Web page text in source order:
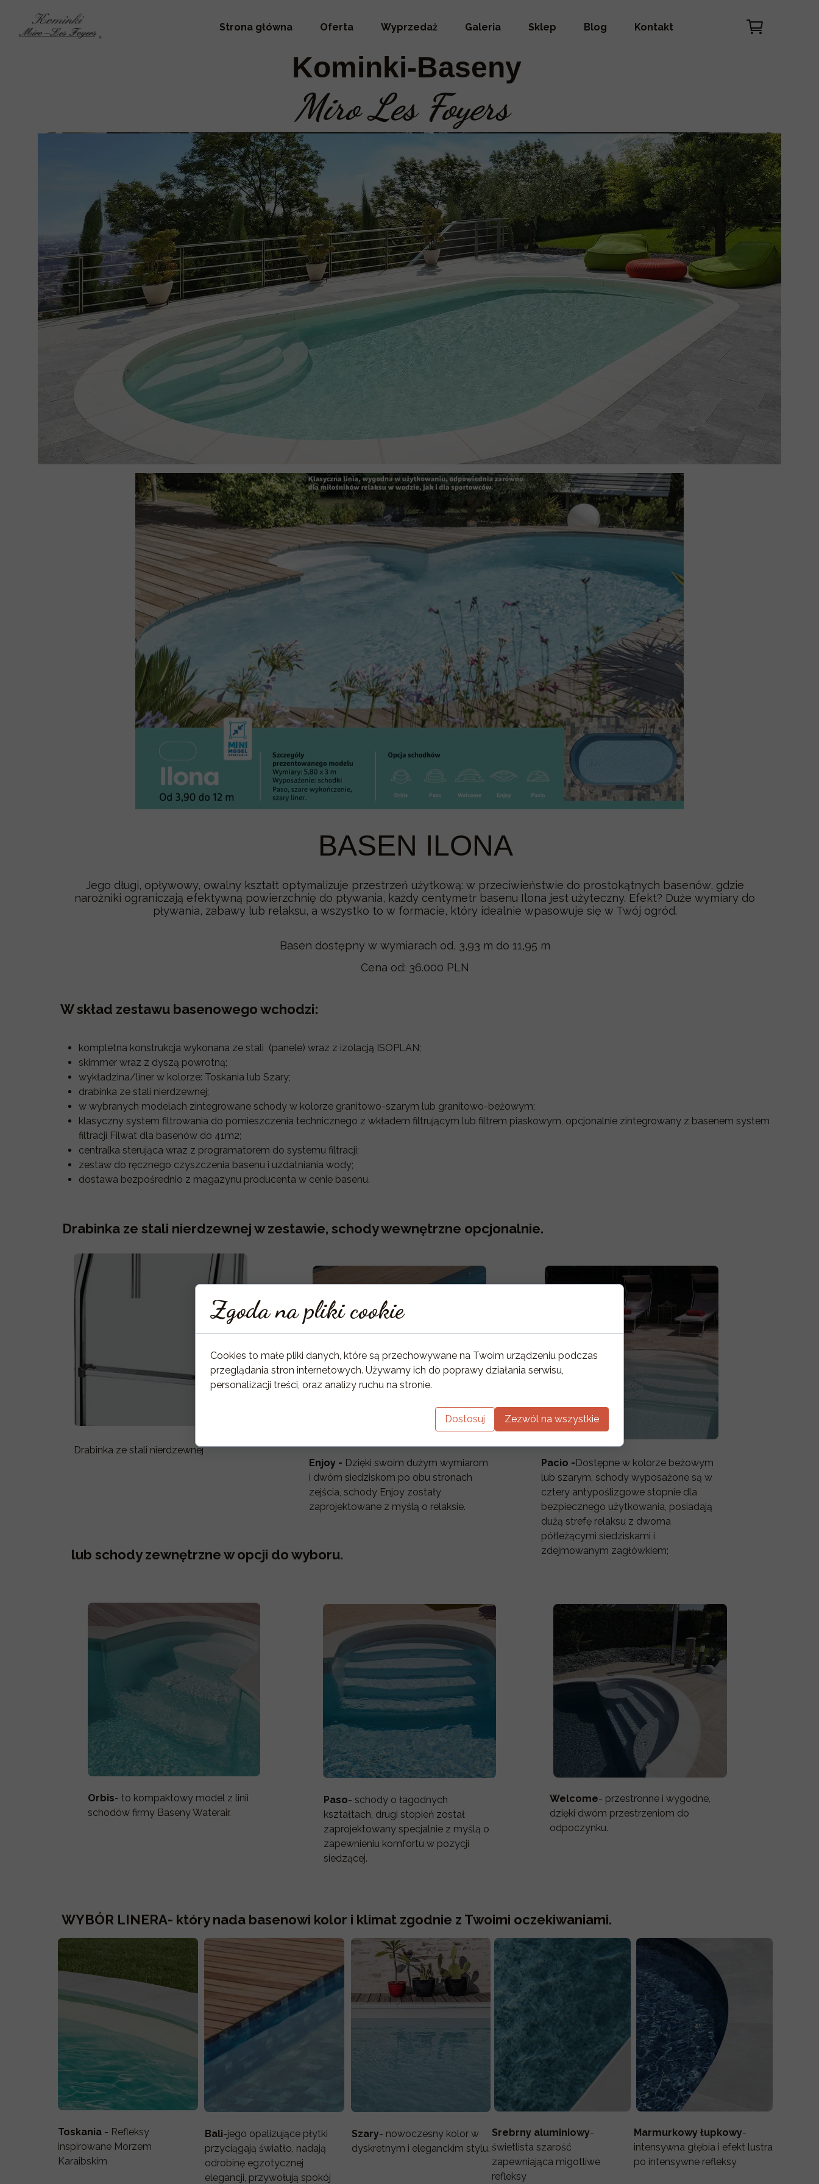
Strona główna Oferta Wyprzedaż Galeria Sklep Blog Kontakt
Kominki-Baseny
Miro Les Foyers
lub schody zewnętrzne w opcji do wyboru.
Marmurkowy łupkowy-
intensywna głębia i efekt lustra
po intensywne refleksy
Bali-jego opalizujące płytki
przyciągają światło, nadają
odrobinę egzotycznej
elegancji, przywołują spokój
Toskania - Refleksy
inspirowane Morzem
Karaibskim
Srebrny aluminiowy-
świetlista szarość
zapewniająca migotliwe
refleksy
Szary- nowoczesny kolor w
dyskretnym i eleganckim stylu.
WYBÓR LINERA- który nada basenowi kolor i klimat zgodnie z Twoimi oczekiwaniami.
Drabinka ze stali nierdzewnej
Welcome- przestronne i wygodne,
dzięki dwóm przestrzeniom do
odpoczynku.
Paso- schody o łagodnych
kształtach, drugi stopień został
zaprojektowany specjalnie z myślą o
zapewnieniu komfortu w pozycji
siedzącej.
BASEN ILONA
Orbis- to kompaktowy model z linii
schodów firmy Baseny Waterair.
Jego długi, opływowy, owalny kształt optymalizuje przestrzeń użytkową: w przeciwieństwie do prostokątnych basenów, gdzie
narożniki ograniczają efektywną powierzchnię do pływania, każdy centymetr basenu Ilona jest użyteczny. Efekt? Duże wymiary do
pływania, zabawy lub relaksu, a wszystko to w formacie, który idealnie wpasowuje się w Twój ogród.
Basen dostępny w wymiarach od, 3,93 m do 11,95 m
Cena od: 36.000 PLN
W skład zestawu basenowego wchodzi:
kompletna konstrukcja wykonana ze stali (panele) wraz z izolacją ISOPLAN;
skimmer wraz z dyszą powrotną;
wykładzina/liner w kolorze: Toskania lub Szary;
drabinka ze stali nierdzewnej;
w wybranych modelach zintegrowane schody w kolorze granitowo-szarym lub granitowo-beżowym;
klasyczny system filtrowania do pomieszczenia technicznego z wkładem filtrującym lub filtrem piaskowym, opcjonalnie zintegrowany z basenem system
filtracji Filwat dla basenów do 41m2;
centralka sterująca wraz z programatorem do systemu filtracji;
zestaw do ręcznego czyszczenia basenu i uzdatniania wody;
dostawa bezpośrednio z magazynu producenta w cenie basenu.
Pacio -Dostępne w kolorze beżowym
lub szarym, schody wyposażone są w
cztery antypoślizgowe stopnie dla
bezpiecznego użytkowania, posiadają
dużą strefę relaksu z dwoma
półleżącymi siedziskami i
zdejmowanym zagłówkiem;
Enjoy - Dzięki swoim dużym wymiarom
i dwóm siedziskom po obu stronach
zejścia, schody Enjoy zostały
zaprojektowane z myślą o relaksie.
Drabinka ze stali nierdzewnej w zestawie, schody wewnętrzne opcjonalnie.
Zgoda na pliki cookie
Cookies to małe pliki danych, które są przechowywane na Twoim urządzeniu podczas
przeglądania stron internetowych. Używamy ich do poprawy działania serwisu,
personalizacji treści, oraz analizy ruchu na stronie.
Dostosuj Zezwól na wszystkie